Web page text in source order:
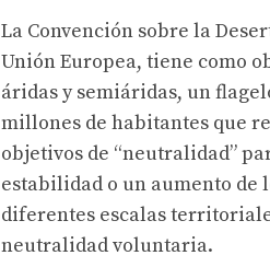
La Convención sobre la
Unión Europea, tiene como
áridas y semiáridas, un
millones de habitantes que
objetivos de “neutralidad”
estabilidad o un aumento de
diferentes escalas
neutralidad voluntaria.